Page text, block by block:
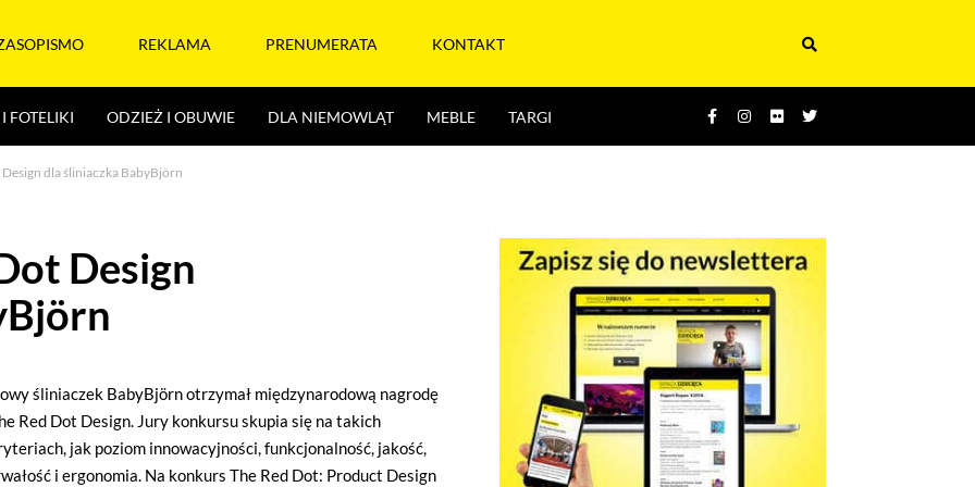
REKLAMA PRENUMERATA KONTAKT
FOTELIKI ODZIEŻ I OBUWIE DLA NIEMOWLĄT MEBLE TARGI
dla śliniaczka BabyBjörn
Design
śliniaczek BabyBjörn otrzymał międzynarodową nagrodę
Red Dot Design. Jury konkursu skupia się na takich
jak poziom innowacyjności, funkcjonalność, jakość,
i ergonomia. Na konkurs The Red Dot: Product Design